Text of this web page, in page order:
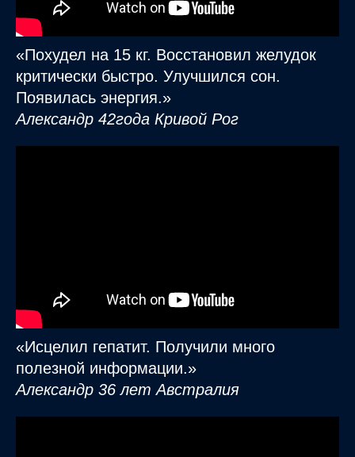
«Похудел на 15 кг. Восстановил желудок
критически быстро. Улучшился сон.
Появилась энергия.»
Александр 42года Кривой Рог
«Исцелил гепатит. Получили много
полезной информации.»
Александр 36 лет Австралия